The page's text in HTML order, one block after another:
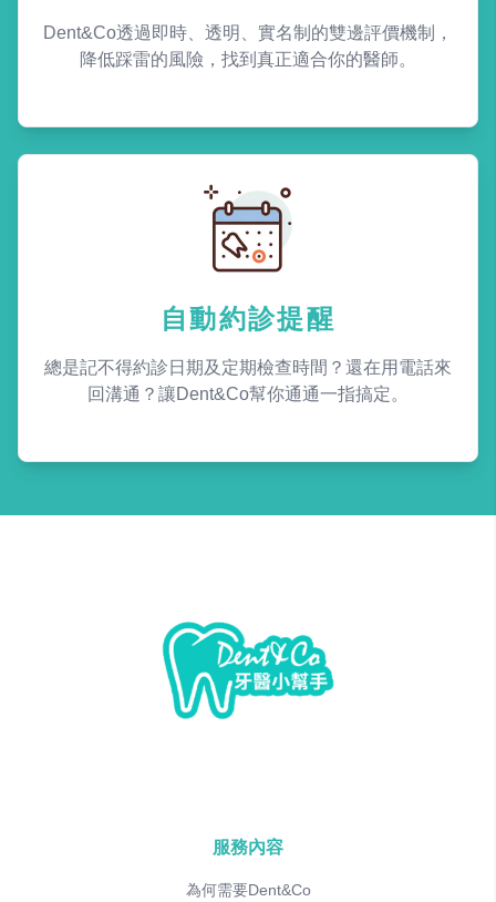
Dent&Co透過即時、透明、實名制的雙邊評價機制，
降低踩雷的風險，找到真正適合你的醫師。
自動約診提醒
總是記不得約診日期及定期檢查時間？還在用電話來
回溝通？讓Dent&Co幫你通通一指搞定。
服務內容
為何需要Dent&Co